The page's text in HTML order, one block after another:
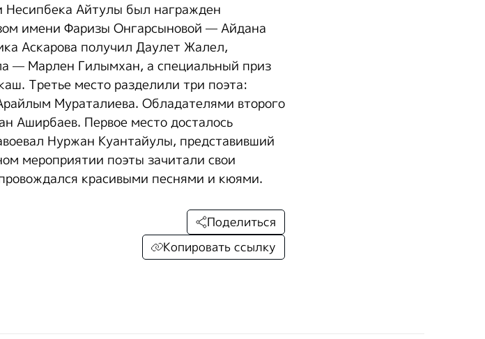
Несипбека Айтулы был награжден
имени Фаризы Онгарсыновой — Айдана
Аскарова получил Даулет Жалел,
— Марлен Гилымхан, а специальный приз
Третье место разделили три поэта:
Мураталиева. Обладателями второго
Аширбаев. Первое место досталось
Нуржан Куантайулы, представивший
мероприятии поэты зачитали свои
красивыми песнями и кюями.
Поделиться
Копировать ссылку